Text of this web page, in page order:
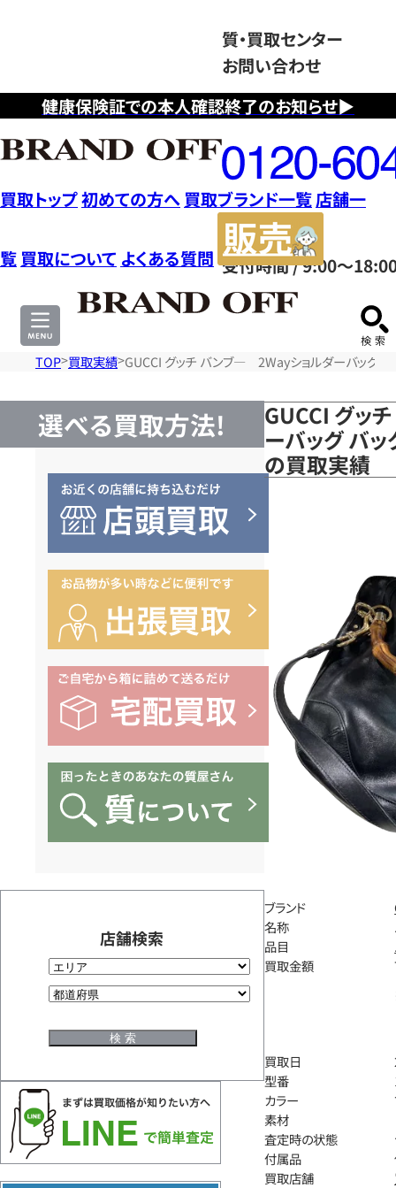
健康保険証での本人確認終了のお知らせ▶
質・買取センター
お問い合わせ
フ
リ
ー
ダ
イ
ヤ
ル
0120604117
受付時間 / 9:00～
買取トップ初めての方へ 買取ブランド一覧店舗一
覧 買取について よくある質問
サ
TOP 買取実績 GUCCI グッチ バンブ― 2Wayショルダーバッグ
選べる買取方法!
店舗検索
GUCCI グッ
ーバッグ バ
の買取実績
ブランド
名称
品目
買取金額
買取日
型番
カラー
素材
査定時の状態
付属品
買取店舗